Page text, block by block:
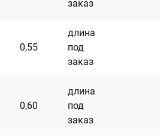
заказ
0,55
длина
под
заказ
0,60
длина
под
заказ